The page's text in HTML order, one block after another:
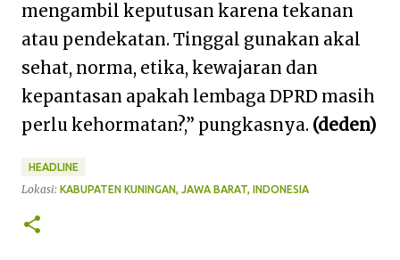
mengambil keputusan karena tekanan
atau pendekatan. Tinggal gunakan akal
sehat, norma, etika, kewajaran dan
kepantasan apakah lembaga DPRD masih
perlu kehormatan?,” pungkasnya. (deden)
HEADLINE
Lokasi: KABUPATEN KUNINGAN, JAWA BARAT, INDONESIA